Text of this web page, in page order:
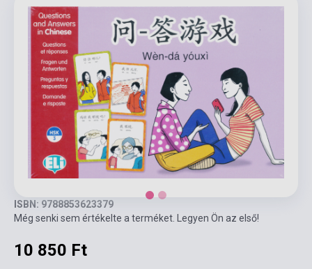
ISBN: 9788853623379
Még senki sem értékelte a terméket. Legyen Ön az első!
10 850 Ft